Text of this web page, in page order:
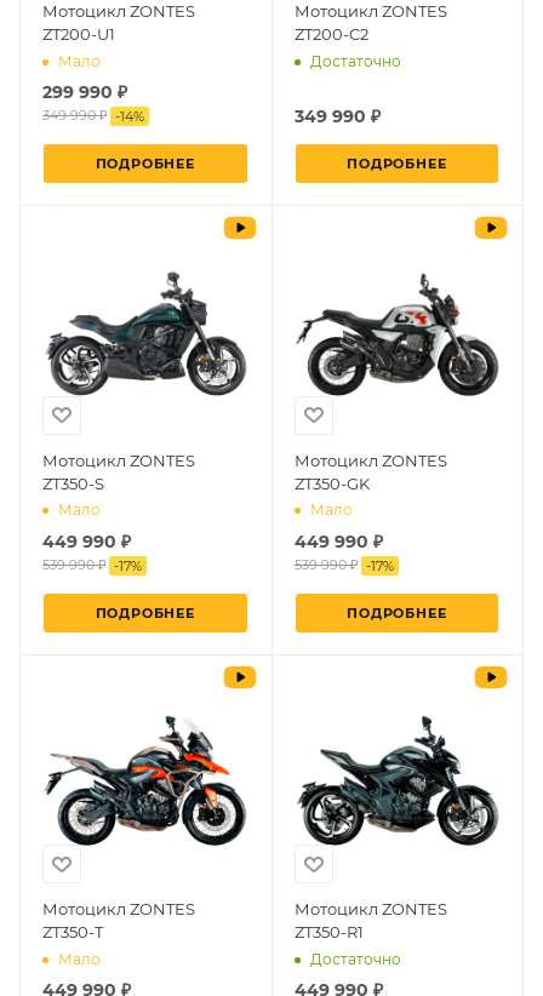
Мотоцикл ZONTES
ZT200-U1
Мало
299 990 ₽
349 990 ₽ -14%
ПОДРОБНЕЕ
Мотоцикл ZONTES
ZT200-C2
Достаточно
349 990 ₽
ПОДРОБНЕЕ
Мотоцикл ZONTES
ZT350-S
Мало
449 990 ₽
539 990 ₽ -17%
ПОДРОБНЕЕ
Мотоцикл ZONTES
ZT350-GK
Мало
449 990 ₽
539 990 ₽ -17%
ПОДРОБНЕЕ
Мотоцикл ZONTES
ZT350-T
Мало
449 990 ₽
Мотоцикл ZONTES
ZT350-R1
Достаточно
449 990 ₽